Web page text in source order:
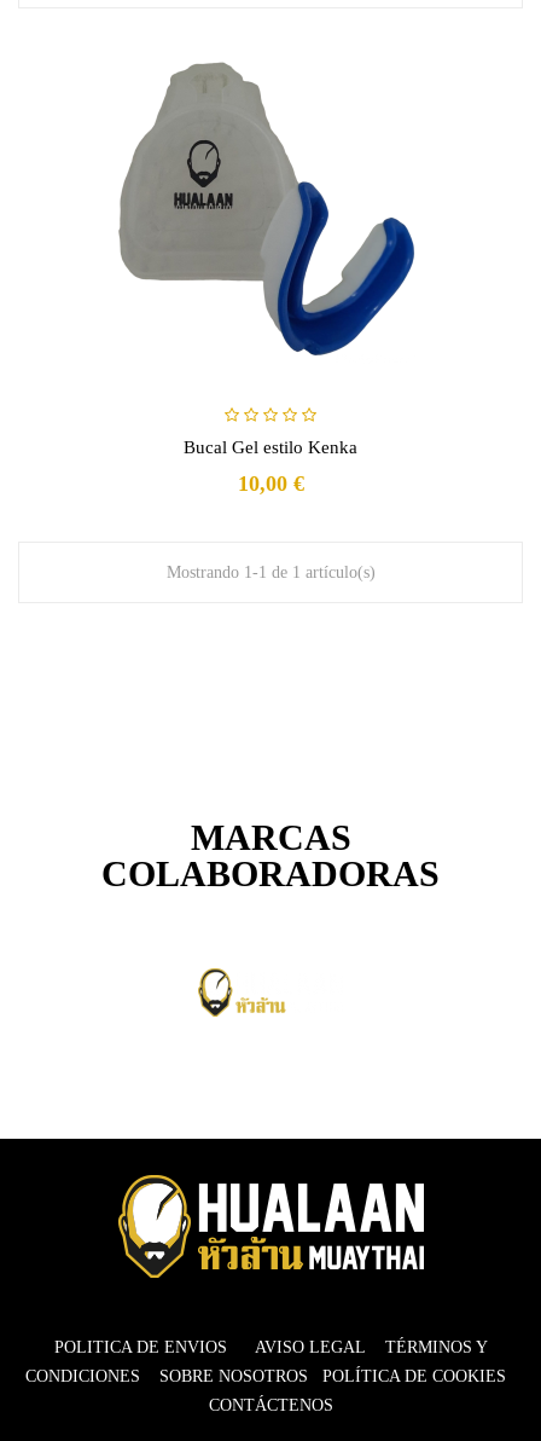
Bucal Gel estilo Kenka
10,00 €
Mostrando 1-1 de 1 artículo(s)
MARCAS
COLABORADORAS
POLITICA DE ENVIOS AVISO LEGAL
TÉRMINOS Y
CONDICIONES
SOBRE NOSOTROS
POLÍTICA DE COOKIES
CONTÁCTENOS